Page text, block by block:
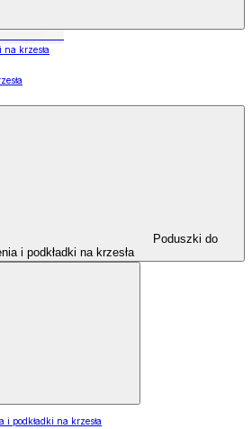
na krzesła
Poduszki do
i podkładki na krzesła
i podkładki na krzesła